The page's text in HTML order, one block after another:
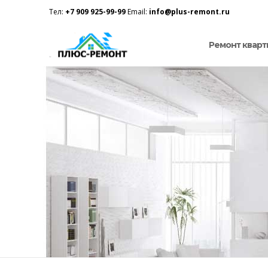
Тел: +7 909 925-99-99Email: info@plus-remont.ru
Ремонт